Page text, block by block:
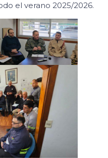
el verano 2025/2026.